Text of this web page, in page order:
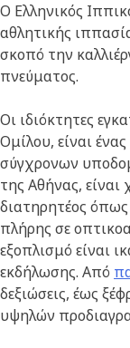
O Ελληνικός
αθλητικής
σκοπό την
πνεύματος.
Οι ιδιόκτητες
Ομίλου, είναι
σύγχρονων
της Αθήνας,
διατηρητέος
πλήρης σε
εξοπλισμό είναι
εκδήλωσης. Από
δεξιώσεις, έως
υψηλών